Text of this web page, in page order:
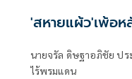
'สหายแผ้ว'เพ้อห
นายจรัล ดิษฐาอภิชัย ป
ไร้พรมแดน